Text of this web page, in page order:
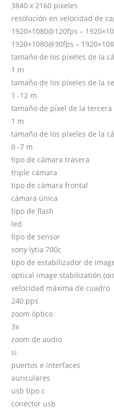
3840 x 2160 pixeles
resolución en velocidad de
1920×1080@120fps –
1920×1080@30fps –
tamaño de los píxeles de la
1 m
tamaño de los píxeles de la
1 -12 m
tamaño de píxel de la
1 m
tamaño de los píxeles de la
0 -7 m
tipo de cámara trasera
triple cámara
tipo de cámara frontal
cámara única
tipo de flash
led
tipo de sensor
sony lytia 700c
tipo de estabilizador de
optical image stabilizatión
velocidad máxima de cuadro
240 pps
zoom óptico
3x
zoom de audio
si
puertos e interfaces
auriculares
usb tipo c
conector usb